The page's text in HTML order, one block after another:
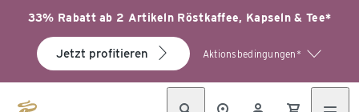
33% Rabatt ab 2 Artikeln Röstkaffee, Kapseln & Tee*
Jetzt profitieren Aktionsbedingungen*